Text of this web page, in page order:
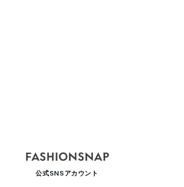
公式SNSアカウント